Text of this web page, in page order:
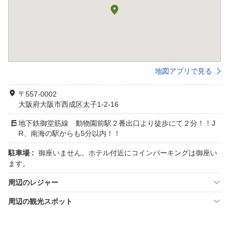
地図アプリで見る
〒557-0002
大阪府大阪市西成区太子1-2-16
地下鉄御堂筋線 動物園前駅２番出口より徒歩にて２分！！J
R、南海の駅からも5分以内！！
駐車場 : 御座いません。ホテル付近にコインパーキングは御座い
ます。
周辺のレジャー
周辺の観光スポット